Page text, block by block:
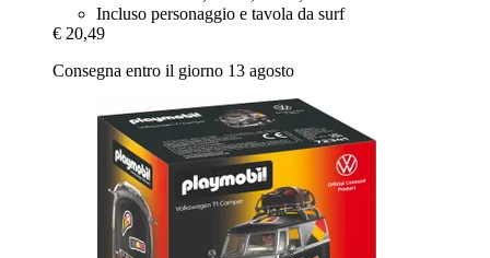
Incluso personaggio e tavola da surf
€ 20,49
Consegna entro il giorno 13 agosto